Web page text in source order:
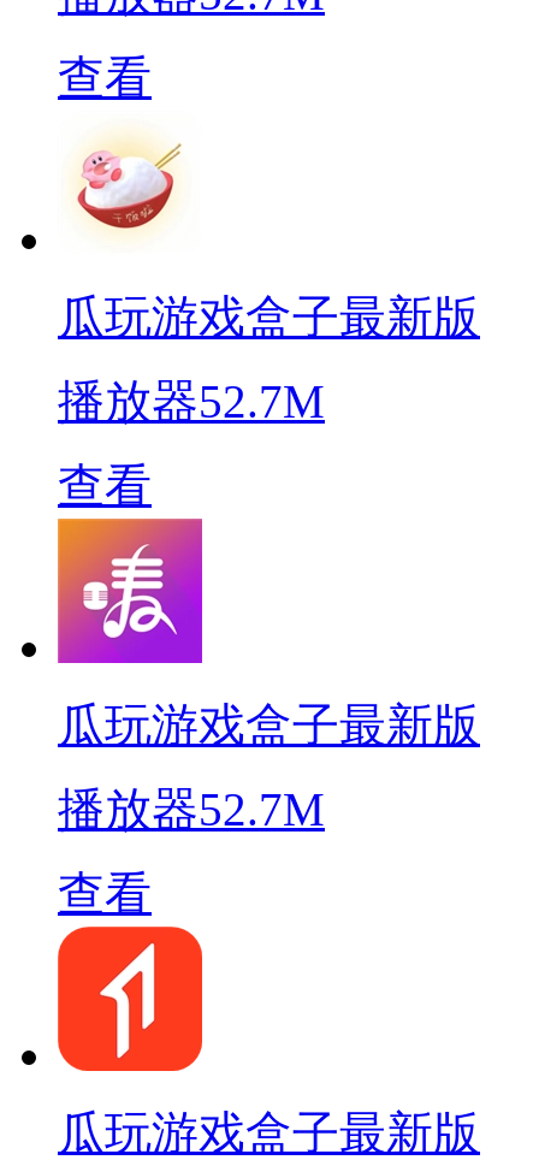
查看
瓜玩游戏盒子最新版
播放器52.7M
查看
瓜玩游戏盒子最新版
播放器52.7M
查看
瓜玩游戏盒子最新版